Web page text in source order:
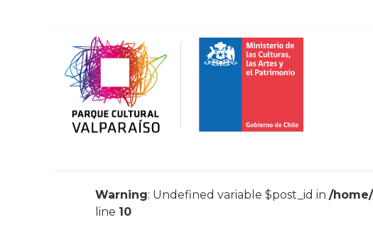
Warning: Undefined variable $post_id in/
line 10